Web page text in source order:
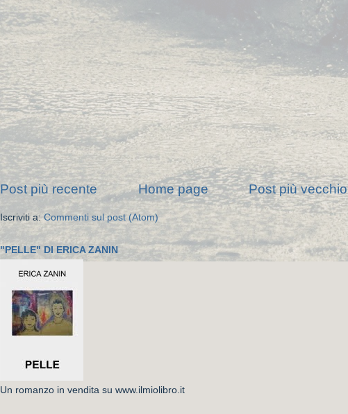
Post più recente Post più vecchio
Home page
Iscriviti a:Commenti sul post (Atom)
"PELLE" DI ERICA ZANIN
Un romanzo in vendita su www.ilmiolibro.it